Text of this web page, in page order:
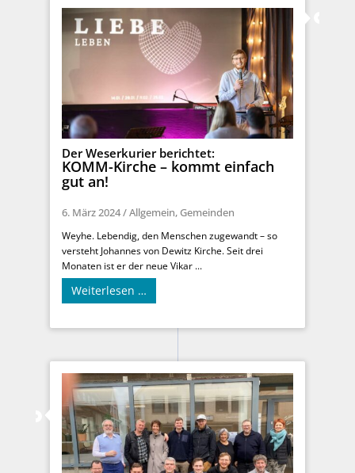
Der Weserkurier berichtet:
KOMM-Kirche – kommt einfach
gut an!
6. März 2024/Allgemein, Gemeinden
Weyhe. Lebendig, den Menschen zugewandt – so
versteht Johannes von Dewitz Kirche. Seit drei
Monaten ist er der neue Vikar ...
Weiterlesen …